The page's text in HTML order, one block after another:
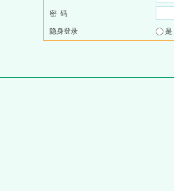
密 码
隐身登录